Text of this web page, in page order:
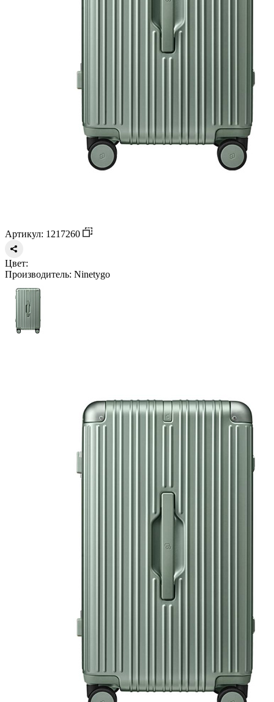
Артикул: 1217260
Цвет:
Производитель: Ninetygo